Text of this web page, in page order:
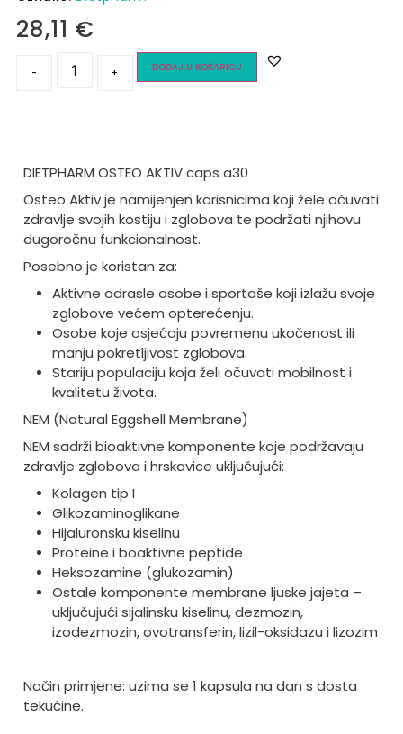
28,11 €
- + DODAJ U KOŠARICU
DIETPHARM OSTEO AKTIV caps a30
Osteo Aktiv je namijenjen korisnicima koji žele očuvati
zdravlje svojih kostiju i zglobova te podržati njihovu
dugoročnu funkcionalnost.
Posebno je koristan za:
Aktivne odrasle osobe i sportaše koji izlažu svoje
zglobove većem opterećenju.
Osobe koje osjećaju povremenu ukočenost ili
manju pokretljivost zglobova.
Stariju populaciju koja želi očuvati mobilnost i
kvalitetu života.
NEM (Natural Eggshell Membrane)
NEM sadrži bioaktivne komponente koje podržavaju
zdravlje zglobova i hrskavice uključujući:
Kolagen tip I
Glikozaminoglikane
Hijaluronsku kiselinu
Proteine i boaktivne peptide
Heksozamine (glukozamin)
Ostale komponente membrane ljuske jajeta –
uključujući sijalinsku kiselinu, dezmozin,
izodezmozin, ovotransferin, lizil-oksidazu i lizozim
Način primjene: uzima se 1 kapsula na dan s dosta
tekućine.